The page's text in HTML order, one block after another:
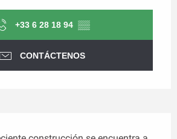
+33 6 28 18 94 ▒▒
CONTÁCTENOS